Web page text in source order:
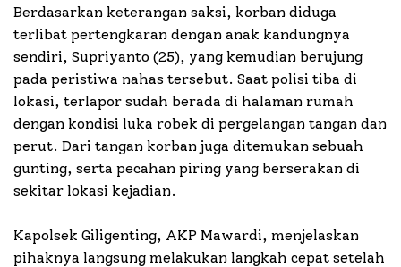
Berdasarkan keterangan saksi, korban diduga
terlibat pertengkaran dengan anak kandungnya
sendiri, Supriyanto (25), yang kemudian berujung
pada peristiwa nahas tersebut. Saat polisi tiba di
lokasi, terlapor sudah berada di halaman rumah
dengan kondisi luka robek di pergelangan tangan dan
perut. Dari tangan korban juga ditemukan sebuah
gunting, serta pecahan piring yang berserakan di
sekitar lokasi kejadian.
Kapolsek Giligenting, AKP Mawardi, menjelaskan
pihaknya langsung melakukan langkah cepat setelah